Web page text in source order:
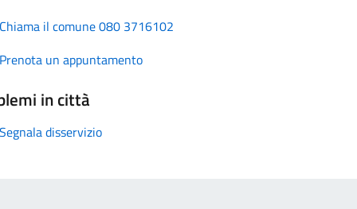
Chiama il comune 080 3716102
Prenota un appuntamento
in città
Segnala disservizio